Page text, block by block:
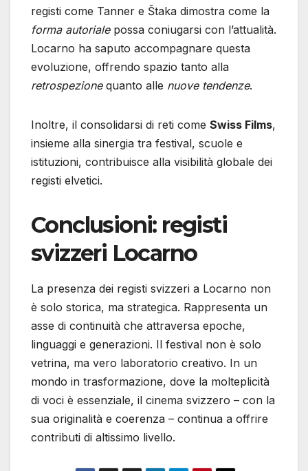
registi come Tanner e Štaka dimostra come la
forma autorialepossa coniugarsi con l’attualità.
Locarno ha saputo accompagnare questa
evoluzione, offrendo spazio tanto alla
retrospezionequanto alle nuove tendenze.
Inoltre, il consolidarsi di reti come Swiss Films,
insieme alla sinergia tra festival, scuole e
istituzioni, contribuisce alla visibilità globale dei
registi elvetici.
Conclusioni: registi
svizzeri Locarno
La presenza dei registi svizzeri a Locarno non
è solo storica, ma strategica. Rappresenta un
asse di continuità che attraversa epoche,
linguaggi e generazioni. Il festival non è solo
vetrina, ma vero laboratorio creativo. In un
mondo in trasformazione, dove la molteplicità
di voci è essenziale, il cinema svizzero – con la
sua originalità e coerenza – continua a offrire
contributi di altissimo livello.